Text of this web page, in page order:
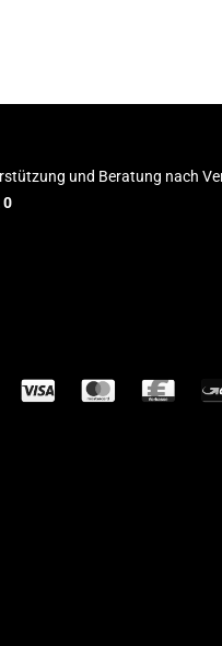
und Beratung nach
0